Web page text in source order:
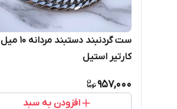
ست گردنبند دستبند مردانه ۱۰ میل
کارتیر استیل
957,000
افزودن به سبد